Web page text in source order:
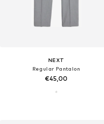
NEXT
Regular Pantalon
€45,00